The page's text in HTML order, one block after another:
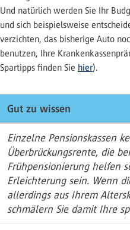
Und natürlich werden Sie Ihr
und sich beispielsweise
verzichten, das bisherige Auto
benutzen, Ihre
Spartipps finden Sie hier).
Gut zu wissen
Einzelne Pensionskassen
Überbrückungsrente, die
Frühpensionierung helfen
Erleichterung sein. Wenn
allerdings aus Ihrem
schmälern Sie damit Ihre